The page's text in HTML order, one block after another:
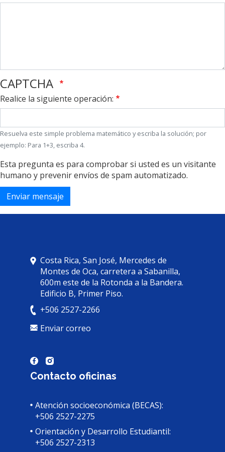
CAPTCHA
Realice la siguiente operación:
Resuelva este simple problema matemático y escriba la solución; por
ejemplo: Para 1+3, escriba 4.
Esta pregunta es para comprobar si usted es un visitante
humano y prevenir envíos de spam automatizado.
Enviar mensaje
Costa Rica, San José, Mercedes de
Montes de Oca, carretera a Sabanilla,
600m este de la Rotonda a la Bandera.
Edificio B, Primer Piso.
+506 2527-2266
Enviar correo
Contacto oficinas
Atención socioeconómica (BECAS):
+506 2527-2275
Orientación y Desarrollo Estudiantil:
+506 2527-2313